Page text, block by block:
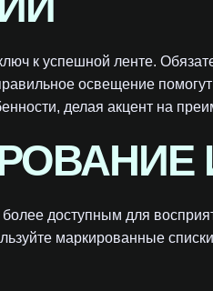
к успешной ленте.
освещение
делая акцент на
более доступным для
маркированные